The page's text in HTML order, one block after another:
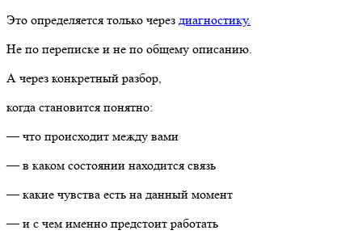
Это определяется только через диагностику.
Не по переписке и не по общему описанию.
А через конкретный разбор,
когда становится понятно:
— что происходит между вами
— в каком состоянии находится связь
— какие чувства есть на данный момент
— и с чем именно предстоит работать